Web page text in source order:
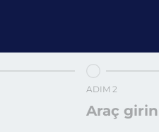
ADIM 2
Araç girin